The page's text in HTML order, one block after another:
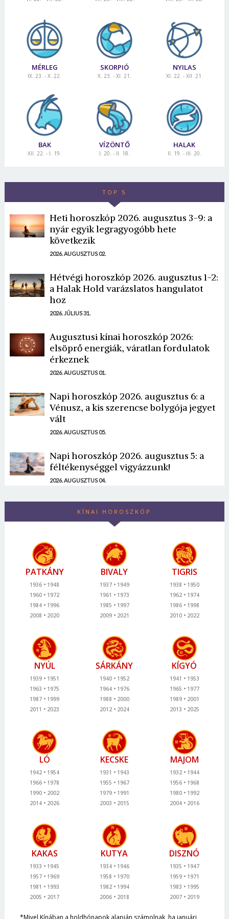
MÉRLEG
IX. 23. - X. 22.
SKORPIÓ
X. 23. - XI. 21.
NYILAS
XI. 22. - XII. 21.
BAK
XII. 22. - I. 19.
VÍZÖNTŐ
I. 20. - II. 18.
HALAK
II. 19. - III. 20.
TOP 5
Heti horoszkóp 2026. augusztus 3-9: a
nyár egyik legragyogóbb hete
következik
2026. AUGUSZTUS 02.
Hétvégi horoszkóp 2026. augusztus 1-2:
a Halak Hold varázslatos hangulatot
hoz
2026. JÚLIUS 31.
Augusztusi kínai horoszkóp 2026:
elsöprő energiák, váratlan fordulatok
érkeznek
2026. AUGUSZTUS 01.
Napi horoszkóp 2026. augusztus 6: a
Vénusz, a kis szerencse bolygója jegyet
vált
2026. AUGUSZTUS 05.
Napi horoszkóp 2026. augusztus 5: a
féltékenységgel vigyázzunk!
2026. AUGUSZTUS 04.
KÍNAI HOROSZKÓP
PATKÁNY
1936
1948
1960
1972
1984
1996
2008
2020
BIVALY
1937
1949
1961
1973
1985
1997
2009
2021
TIGRIS
1938
1950
1962
1974
1986
1998
2010
2022
NYÚL
1939
1951
1963
1975
1987
1999
2011
2023
SÁRKÁNY
1940
1952
1964
1976
1988
2000
2012
2024
KÍGYÓ
1941
1953
1965
1977
1989
2001
2013
2025
LÓ
1942
1954
1966
1978
1990
2002
2014
2026
KECSKE
1931
1943
1955
1967
1979
1991
2003
2015
MAJOM
1932
1944
1956
1968
1980
1992
2004
2016
KAKAS
1933
1945
1957
1969
1981
1993
2005
2017
KUTYA
1934
1946
1958
1970
1982
1994
2006
2018
DISZNÓ
1935
1947
1959
1971
1983
1995
2007
2019
*Mivel Kínában a holdhónapok alapján számolnak, ha januári,